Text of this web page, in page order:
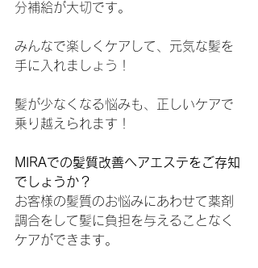
分補給が大切です。
みんなで楽しくケアして、元気な髪を
手に入れましょう！
髪が少なくなる悩みも、正しいケアで
乗り越えられます！
MIRAでの髪質改善ヘアエステをご存知
でしょうか？
お客様の髪質のお悩みにあわせて薬剤
調合をして髪に負担を与えることなく
ケアができます。